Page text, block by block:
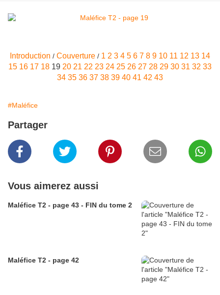
Introduction / Couverture / 1 2 3 4 5 6 7 8 9 10 11 12 13 14
15 16 17 18 19 20 21 22 23 24 25 26 27 28 29 30 31 32 33
34 35 36 37 38 39 40 41 42 43
#Maléfice
Partager
Vous aimerez aussi
Maléfice T2 - page 43 - FIN du tome 2
Maléfice T2 - page 42